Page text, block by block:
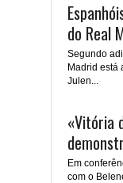
do Real
Segundo
Madrid está
Julen...
«Vitória
Em
com o